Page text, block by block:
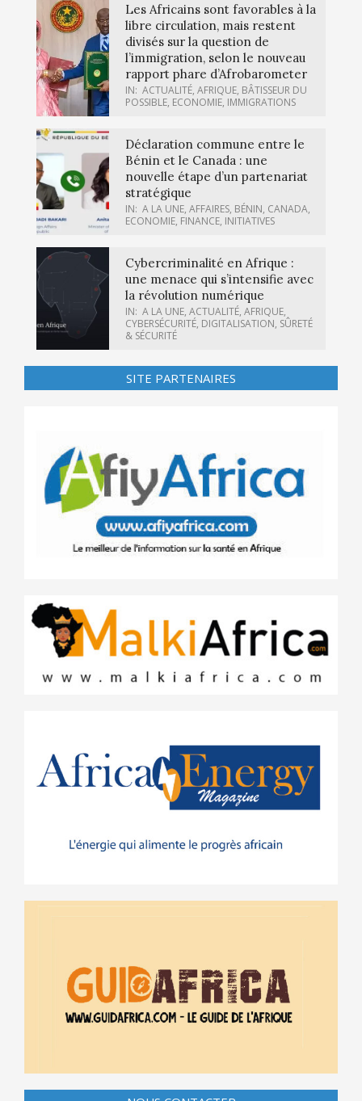
Les Africains sont favorables à la
libre circulation, mais restent
divisés sur la question de
l’immigration, selon le nouveau
rapport phare d’Afrobarometer
IN: ACTUALITÉ, AFRIQUE, BÂTISSEUR DU
POSSIBLE, ECONOMIE, IMMIGRATIONS
Déclaration commune entre le
Bénin et le Canada : une
nouvelle étape d’un partenariat
stratégique
IN: A LA UNE, AFFAIRES, BÉNIN, CANADA,
ECONOMIE, FINANCE, INITIATIVES
Cybercriminalité en Afrique :
une menace qui s’intensifie avec
la révolution numérique
IN: A LA UNE, ACTUALITÉ, AFRIQUE,
CYBERSÉCURITÉ, DIGITALISATION, SÛRETÉ
& SÉCURITÉ
SITE PARTENAIRES